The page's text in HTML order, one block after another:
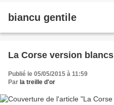
biancu gentile
La Corse version blancs
Publié le 05/05/2015 à 11:59
Par la treille d'or